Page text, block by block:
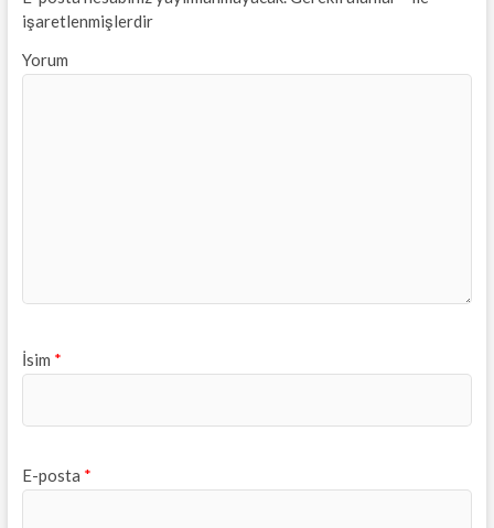
işaretlenmişlerdir
Yorum
İsim *
E-posta *